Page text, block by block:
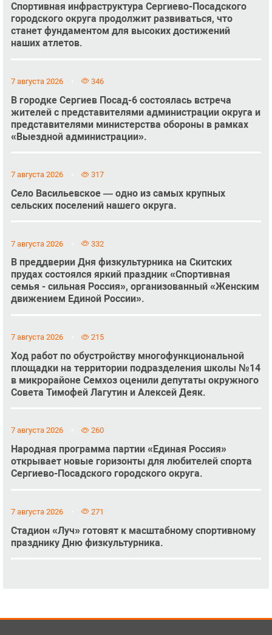
Спортивная инфраструктура Сергиево-Посадского
городского округа продолжит развиваться, что
станет фундаментом для высоких достижений
наших атлетов.
7 августа 2026 346
В городке Сергиев Посад-6 состоялась встреча
жителей с представителями администрации округа и
представителями министерства обороны в рамках
«Выездной администрации».
7 августа 2026 317
Село Васильевское — одно из самых крупных
сельских поселений нашего округа.
7 августа 2026 332
В преддверии Дня физкультурника на Скитских
прудах состоялся яркий праздник «Спортивная
семья - сильная Россия», организованный «Женским
движением Единой России».
7 августа 2026 215
Ход работ по обустройству многофункциональной
площадки на территории подразделения школы №14
в микрорайоне Семхоз оценили депутаты окружного
Совета Тимофей Лагутин и Алексей Деяк.
7 августа 2026 260
Народная программа партии «Единая Россия»
открывает новые горизонты для любителей спорта
Сергиево-Посадского городского округа.
7 августа 2026 271
Стадион «Луч» готовят к масштабному спортивному
празднику Дню физкультурника.